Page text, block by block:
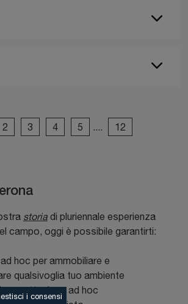
2 3 4 5 .... 12
storia di pluriennale esperienza
campo, oggi è possibile garantirti:
hoc per ammobiliare e
qualsivoglia tuo ambiente
progettazione ad hoc
i consensi